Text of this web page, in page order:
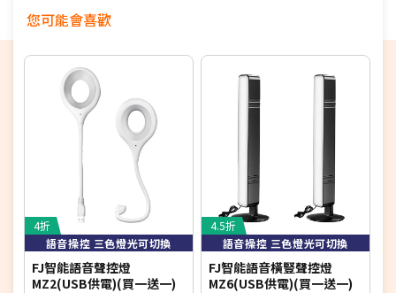
您可能會喜歡
4折
語音操控 三色燈光可切換
FJ智能語音聲控燈
MZ2(USB供電)(買一送一)
4.5折
語音操控 三色燈光可切換
FJ智能語音橫豎聲控燈
MZ6(USB供電)(買一送一)